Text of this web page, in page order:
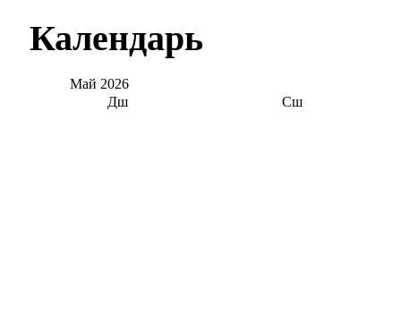
Календарь
Май 2026
Дш
Сш